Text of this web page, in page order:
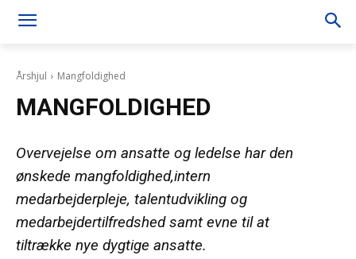
Årshjul Mangfoldighed
MANGFOLDIGHED
Overvejelse om ansatte og ledelse har den
ønskede mangfoldighed,intern
medarbejderpleje, talentudvikling og
medarbejdertilfredshed samt evne til at
tiltrække nye dygtige ansatte.